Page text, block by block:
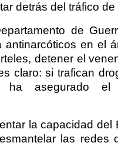
detrás del tráfico de
de
en el
detener el
claro: si trafican
ha asegurado el
la capacidad del
las redes